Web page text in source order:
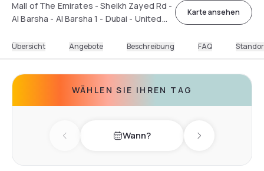
Mall of The Emirates - Sheikh Zayed Rd -
Al Barsha - Al Barsha 1 - Dubai - United
Karte ansehen
Übersicht Angebote Beschreibung FAQ
WÄHLEN SIE IHREN TAG
Previous day Wann? Next day